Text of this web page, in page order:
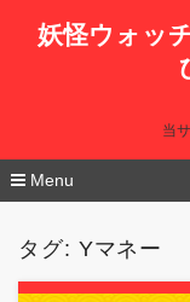
妖怪ウォッ
当
Menu
タグ: Yマネー